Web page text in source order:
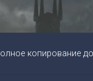
копирование